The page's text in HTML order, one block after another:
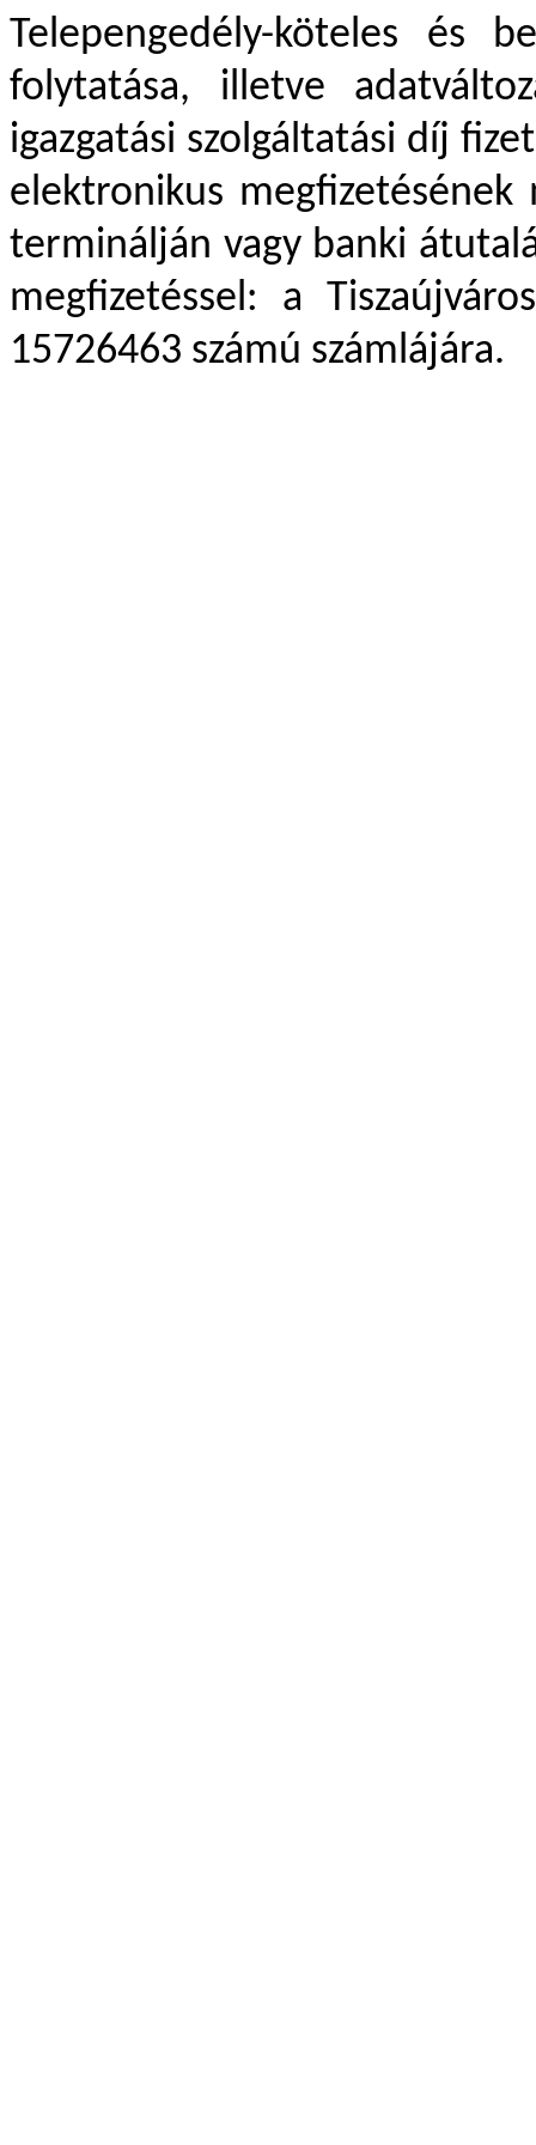
Telepengedély-köteles és
folytatása, illetve
igazgatási szolgáltatási díj
elektronikus megfizetésének
terminálján vagy banki
megfizetéssel: a
15726463 számú számlájára.